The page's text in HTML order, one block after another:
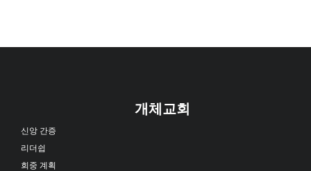
개체교회
신앙 간증
리더쉽
회중 계획